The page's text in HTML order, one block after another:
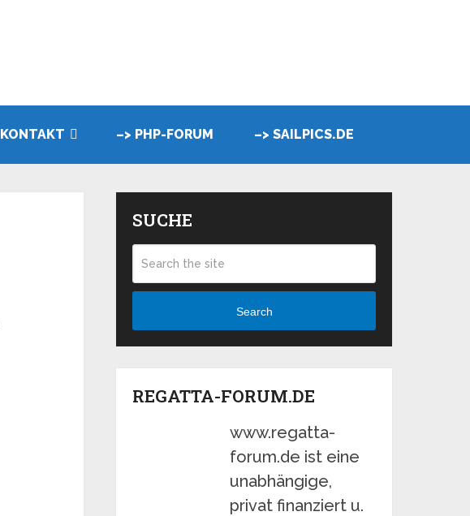
KONTAKT –> PHP-FORUM –> SAILPICS.DE
SUCHE
Search
REGATTA-FORUM.DE
www.regatta-
forum.de ist eine
unabhängige,
privat finanziert u.